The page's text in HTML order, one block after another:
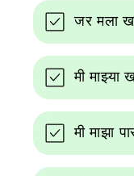
जर मला
मी
मी माझा